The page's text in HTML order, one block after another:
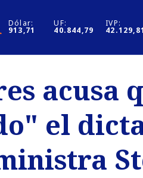
Dólar:
913,71
UF:
40.844,79
IVP:
42.129,81
Pura
acusa
el